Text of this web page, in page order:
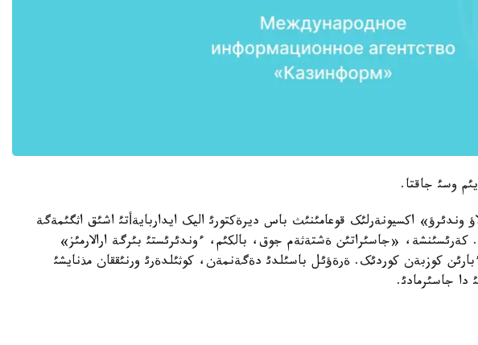
وسئ جاقتا.
وندئرؤ» اکسيونةرلئک قوعامئنئث باس ديرةکتورئ اليک ايداربايةأتئ اشئق اثگئمةگة
«جاسئراتئن ةشتةثةم جوق، بالکئم، ءوندئرئستئ بئرگة ارالارمئز»
کوزبةن کوردئک. ةرةؤئل باسئلدئ دةگةنمةن، کوثئلدةرئ ورنئققان مذنايشئ
دا جاسئرمادئ.